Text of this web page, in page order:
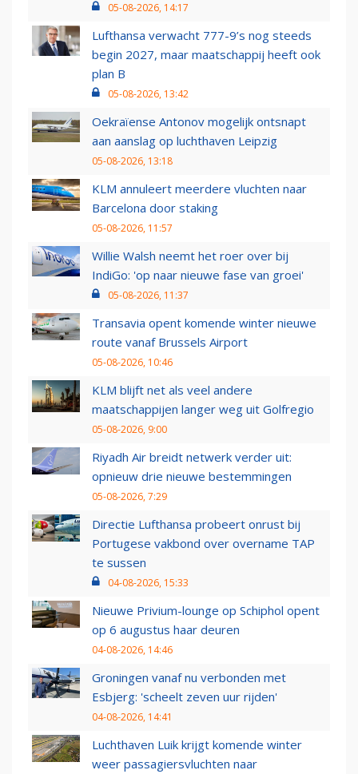
05-08-2026, 14:17
Lufthansa verwacht 777-9’s nog steeds
begin 2027, maar maatschappij heeft ook
plan B
05-08-2026, 13:42
Oekraïense Antonov mogelijk ontsnapt
aan aanslag op luchthaven Leipzig
05-08-2026, 13:18
KLM annuleert meerdere vluchten naar
Barcelona door staking
05-08-2026, 11:57
Willie Walsh neemt het roer over bij
IndiGo: 'op naar nieuwe fase van groei'
05-08-2026, 11:37
Transavia opent komende winter nieuwe
route vanaf Brussels Airport
05-08-2026, 10:46
KLM blijft net als veel andere
maatschappijen langer weg uit Golfregio
05-08-2026, 9:00
Riyadh Air breidt netwerk verder uit:
opnieuw drie nieuwe bestemmingen
05-08-2026, 7:29
Directie Lufthansa probeert onrust bij
Portugese vakbond over overname TAP
te sussen
04-08-2026, 15:33
Nieuwe Privium-lounge op Schiphol opent
op 6 augustus haar deuren
04-08-2026, 14:46
Groningen vanaf nu verbonden met
Esbjerg: 'scheelt zeven uur rijden'
04-08-2026, 14:41
Luchthaven Luik krijgt komende winter
weer passagiersvluchten naar